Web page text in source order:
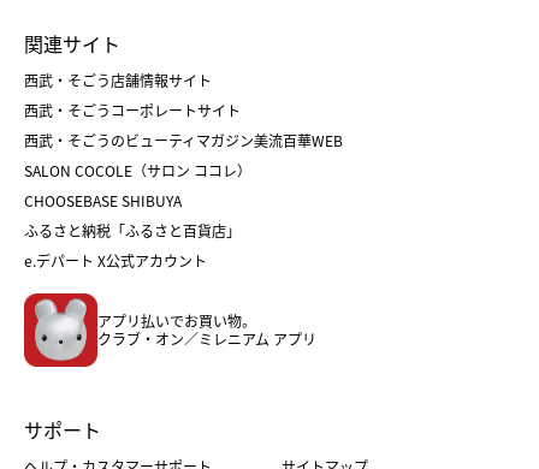
父の日
クリスマスケーキ
ホワイトデー
菓子折り
和菓子
人気のギフト
バレンタイン
ホワイトデー
おせち
フード
ホーム・キッチン＆アート
関連サイト
西武・そごう店舗情報サイト
西武・そごうコーポレートサイト
西武・そごうのビューティマガジン美流百華WEB
SALON COCOLE（サロン ココレ）
CHOOSEBASE SHIBUYA
ふるさと納税「ふるさと百貨店」
e.デパート X公式アカウント
アプリ払いでお買い物。
クラブ・オン／ミレニアム アプリ
サポート